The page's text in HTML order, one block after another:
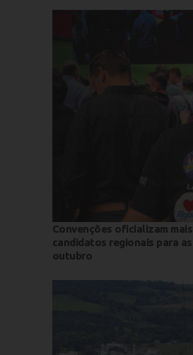
Convenções oficializam
candidatos regionais para
outubro